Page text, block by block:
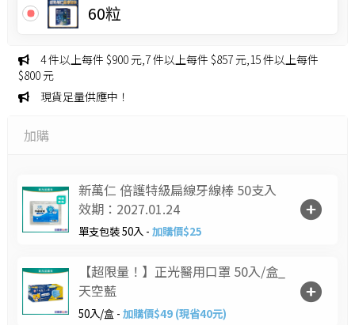
60粒
4 件以上每件 $900 元,7 件以上每件 $857 元,15 件以上每件
$800 元
現貨足量供應中！
加購
新萬仁 倍護特級扁線牙線棒 50支入
效期：2027.01.24
單支包裝 50入 - 加購價$25
【超限量！】正光醫用口罩 50入/盒_
天空藍
50入/盒 - 加購價$49 (現省40元)